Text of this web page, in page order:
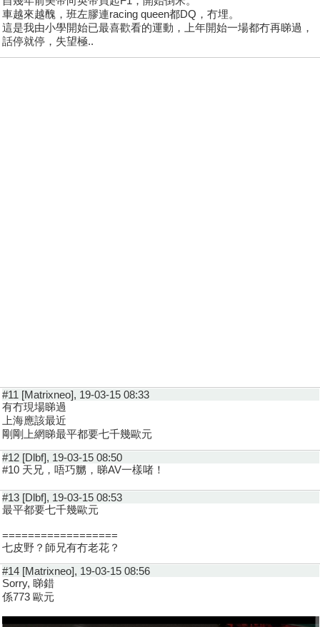
車越來越醜，班左膠連racing queen都DQ，冇埋。
這是我由小學開始已最喜歡看的運動，上年開始一場都冇再睇過，
話停就停，失望極..
#11 [Matrixneo], 19-03-15 08:33
有冇現場睇過
上海應該最近
剛剛上網睇最平都要七千幾歐元
#12 [Dlbf], 19-03-15 08:50
#10 天兄，唔巧嬲，睇AV一樣啫！
#13 [Dlbf], 19-03-15 08:53
最平都要七千幾歐元
==================
七皮野？師兄有冇老花？
#14 [Matrixneo], 19-03-15 08:56
Sorry, 睇錯
係773 歐元